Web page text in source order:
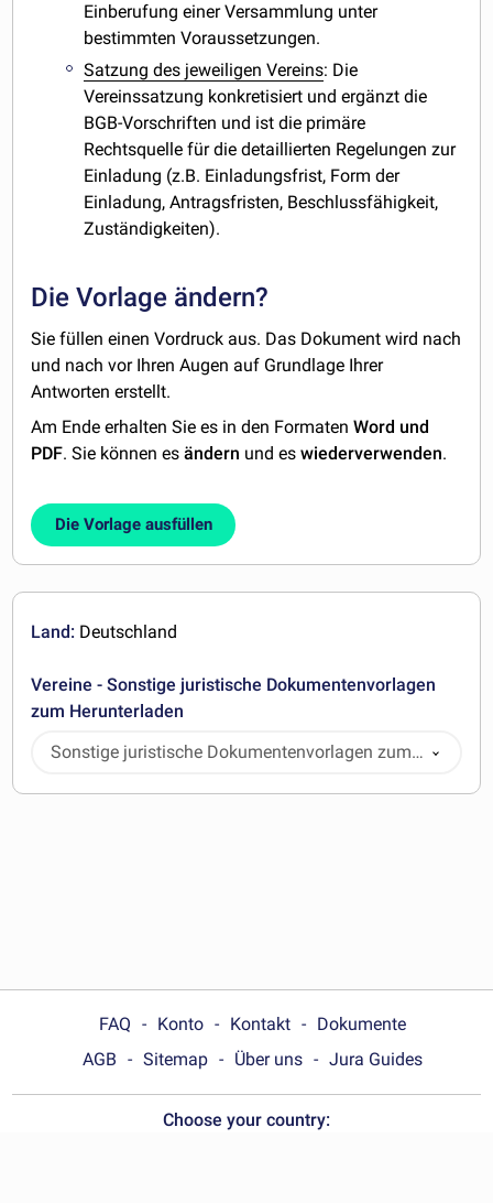
Einberufung einer Versammlung unter
bestimmten Voraussetzungen.
Satzung des jeweiligen Vereins: Die
Vereinssatzung konkretisiert und ergänzt die
BGB-Vorschriften und ist die primäre
Rechtsquelle für die detaillierten Regelungen zur
Einladung (z.B. Einladungsfrist, Form der
Einladung, Antragsfristen, Beschlussfähigkeit,
Zuständigkeiten).
Die Vorlage ändern?
Sie füllen einen Vordruck aus. Das Dokument wird nach
und nach vor Ihren Augen auf Grundlage Ihrer
Antworten erstellt.
Am Ende erhalten Sie es in den FormatenWord und
PDF. Sie können esändern und eswiederverwenden.
Die Vorlage ausfüllen
Land: Deutschland
Vereine - Sonstige juristische Dokumentenvorlagen
zum Herunterladen
Sonstige juristische Dokumentenvorlagen zum
Herunterladen
FAQ Konto Kontakt
Dokumente
AGB
Sitemap Über uns Jura Guides
Choose your country: